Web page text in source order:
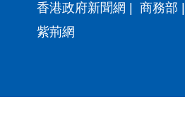
香港政府新聞網 商務部
紫荊網